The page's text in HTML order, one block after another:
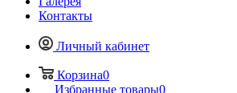
Контакты
Личный кабинет
Корзина0
Избранные товары0